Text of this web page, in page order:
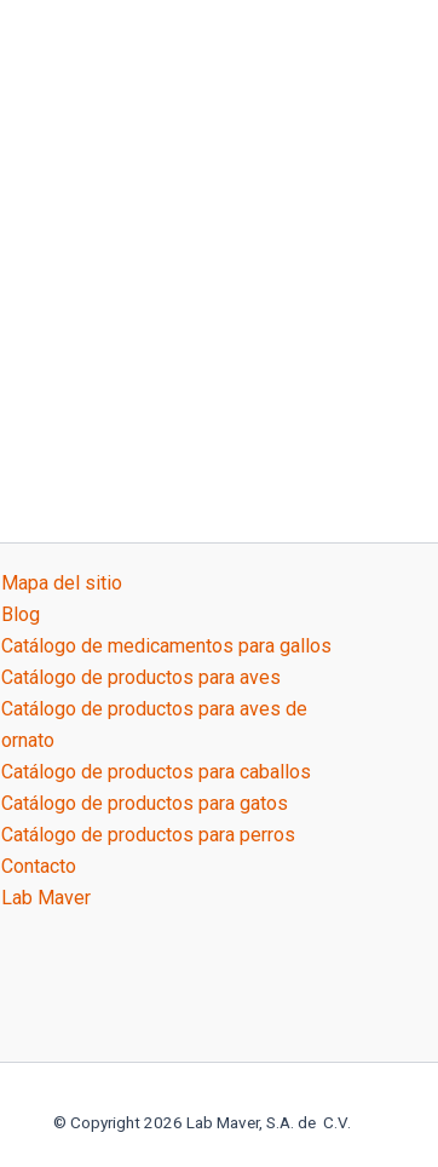
Mapa del sitio
Blog
Catálogo de medicamentos para gallos
Catálogo de productos para aves
Catálogo de productos para aves de
ornato
Catálogo de productos para caballos
Catálogo de productos para gatos
Catálogo de productos para perros
Contacto
Lab Maver
© Copyright 2026 Lab Maver, S.A. de C.V.